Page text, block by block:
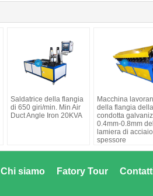
Saldatrice della flangia
di 650 giri/min. Min Air
Duct Angle Iron 20KVA
Macchina
della flangia della
condotta
0.4mm-0.8mm
lamiera di
spessore
Fatory Tour
Chi siamo